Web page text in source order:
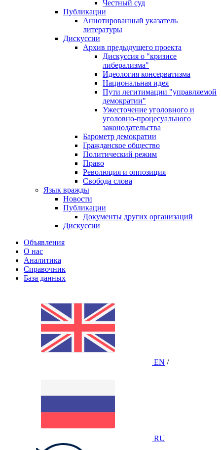
Честный суд
Публикации
Аннотированный указатель
литературы
Дискуссии
Архив предыдущего проекта
Дискуссия о "кризисе
либерализма"
Идеология консерватизма
Национальная идея
Пути легитимации "управляемой
демократии"
Ужесточение уголовного и
уголовно-процесуального
законодательства
Барометр демократии
Гражданское общество
Политический режим
Право
Революция и оппозиция
Свобода слова
Язык вражды
Новости
Публикации
Документы других организаций
Дискуссии
Объявления
О нас
Аналитика
Справочник
База данных
EN /
RU